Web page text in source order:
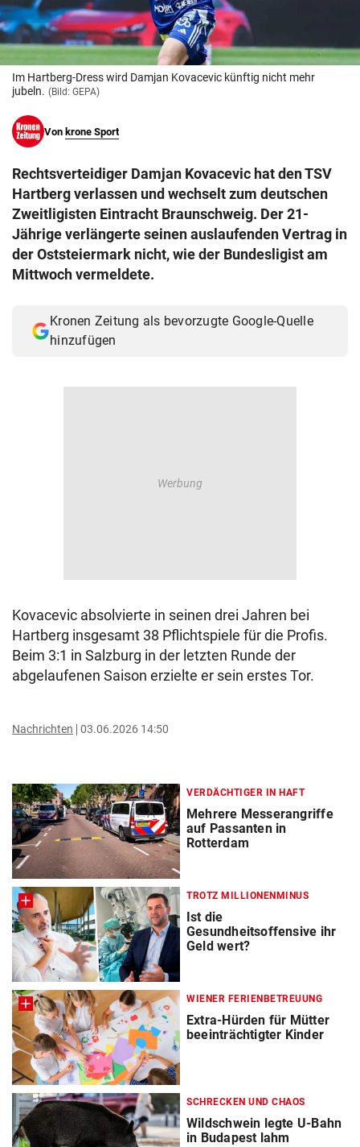
© Krone Multimedia GmbH & Co KG 2026
Muthgasse 2, 1190 Wien
Im Hartberg-Dress wird Damjan Kovacevic künftig nicht mehr
jubeln. (Bild: GEPA)
Von krone Sport
Rechtsverteidiger Damjan Kovacevic hat den TSV
Hartberg verlassen und wechselt zum deutschen
Zweitligisten Eintracht Braunschweig. Der 21-
Jährige verlängerte seinen auslaufenden Vertrag in
der Oststeiermark nicht, wie der Bundesligist am
Mittwoch vermeldete.
Kronen Zeitung als bevorzugte Google-Quelle
hinzufügen
Kovacevic absolvierte in seinen drei Jahren bei
Hartberg insgesamt 38 Pflichtspiele für die Profis.
Beim 3:1 in Salzburg in der letzten Runde der
abgelaufenen Saison erzielte er sein erstes Tor.
Nachrichten 03.06.2026 14:50
VERDÄCHTIGER IN HAFT
Mehrere Messerangriffe
auf Passanten in
Rotterdam
TROTZ MILLIONENMINUS
Ist die
Gesundheitsoffensive ihr
Geld wert?
WIENER FERIENBETREUUNG
Extra-Hürden für Mütter
beeinträchtigter Kinder
SCHRECKEN UND CHAOS
Wildschwein legte U-Bahn
in Budapest lahm